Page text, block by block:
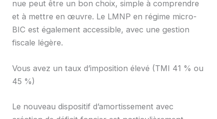
nue peut être un bon choix, simple à comprendre
et à mettre en œuvre. Le LMNP en régime micro-
BIC est également accessible, avec une gestion
fiscale légère.
Vous avez un taux d’imposition élevé (TMI 41 % ou
45 %)
Le nouveau dispositif d’amortissement avec